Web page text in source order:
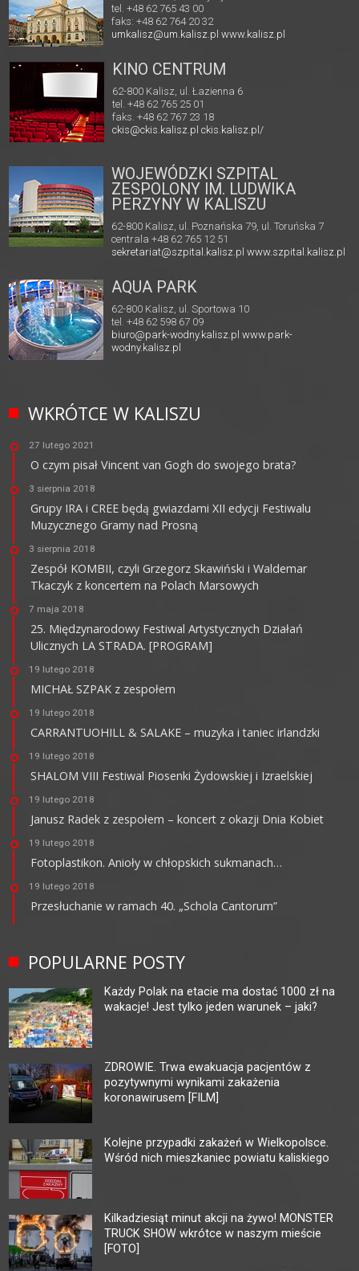
tel. +48 62 765 43 00
faks: +48 62 764 20 32
umkalisz@um.kalisz.plwww.kalisz.pl
KINO CENTRUM
62-800 Kalisz, ul. Łazienna 6
tel. +48 62 765 25 01
faks. +48 62 767 23 18
ckis@ckis.kalisz.pl ckis.kalisz.pl/
WOJEWÓDZKI SZPITAL
ZESPOLONY IM. LUDWIKA
PERZYNY W KALISZU
62-800 Kalisz, ul. Poznańska 79, ul. Toruńska 7
centrala +48 62 765 12 51
sekretariat@szpital.kalisz.pl www.szpital.kalisz.pl
AQUA PARK
62-800 Kalisz, ul. Sportowa 10
tel. +48 62 598 67 09
biuro@park-wodny.kalisz.pl www.park-
wodny.kalisz.pl
WKRÓTCE W KALISZU
27 lutego 2021
O czym pisał Vincent van Gogh do swojego brata?
3 sierpnia 2018
Grupy IRA i CREE będą gwiazdami XII edycji Festiwalu
Muzycznego Gramy nad Prosną
3 sierpnia 2018
Zespół KOMBII, czyli Grzegorz Skawiński i Waldemar
Tkaczyk z koncertem na Polach Marsowych
7 maja 2018
25. Międzynarodowy Festiwal Artystycznych Działań
Ulicznych LA STRADA. [PROGRAM]
19 lutego 2018
MICHAŁ SZPAK z zespołem
19 lutego 2018
CARRANTUOHILL & SALAKE – muzyka i taniec irlandzki
19 lutego 2018
SHALOM VIII Festiwal Piosenki Żydowskiej i Izraelskiej
19 lutego 2018
Janusz Radek z zespołem – koncert z okazji Dnia Kobiet
19 lutego 2018
Fotoplastikon. Anioły w chłopskich sukmanach…
19 lutego 2018
Przesłuchanie w ramach 40. „Schola Cantorum”
POPULARNE POSTY
Każdy Polak na etacie ma dostać 1000 zł na
wakacje! Jest tylko jeden warunek – jaki?
ZDROWIE. Trwa ewakuacja pacjentów z
pozytywnymi wynikami zakażenia
koronawirusem [FILM]
Kolejne przypadki zakażeń w Wielkopolsce.
Wśród nich mieszkaniec powiatu kaliskiego
Kilkadziesiąt minut akcji na żywo! MONSTER
TRUCK SHOW wkrótce w naszym mieście
[FOTO]